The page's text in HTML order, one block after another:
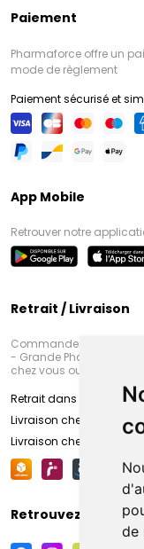
de
Paiement
Pharmaforce offre un
mode de règlement
Paiement sécurisé et
App Mobile
Retrouver notre
Retrait / Livraison
Commandez en ligne et
- Grande Pharmacie
chez vous ou en point
Retrait dans la
Livraison chez vous
Livraison chez votre
Retrouvez-nous